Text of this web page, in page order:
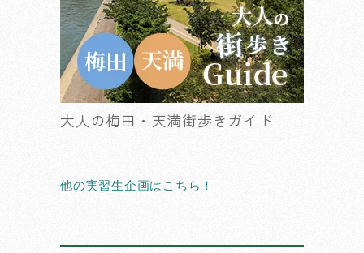
大人の梅田・天満街歩きガイド
他の実習生企画はこちら！